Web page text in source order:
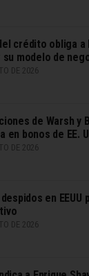
crédito obliga
modelo de
DE 2026
de Warsh y
en bonos de EE.
DE 2026
en EEUU
DE 2026